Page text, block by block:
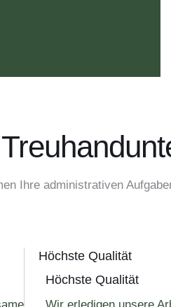
Ihre administrativen
Höchste Qualität
Höchste Qualität